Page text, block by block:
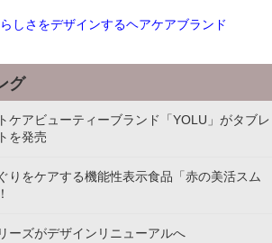
しさをデザインするヘアケアブランド
グ
ケアビューティーブランド「YOLU」がタブレ
を発売
りをケアする機能性表示食品「赤の美活スム
ーズがデザインリニューアルへ